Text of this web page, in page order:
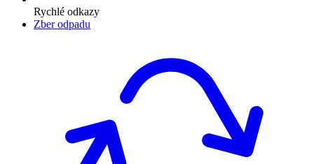
Rychlé odkazy
Zber odpadu